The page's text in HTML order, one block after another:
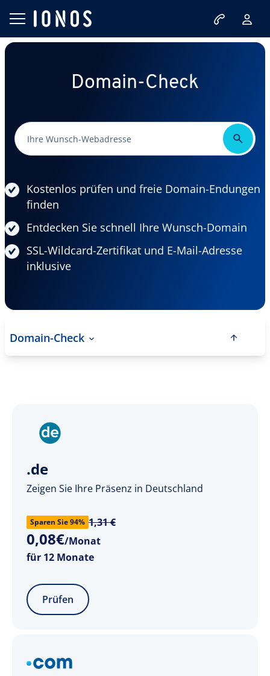
Domain-Check
Kostenlos prüfen und freie Domain-Endungen
finden
Entdecken Sie schnell Ihre Wunsch-Domain
SSL-Wildcard-Zertifikat und E-Mail-Adresse
inklusive
Domain-Check
.de
Zeigen Sie Ihre Präsenz in Deutschland
Sparen Sie 94% 1,31 €
0,08€/Monat
für 12 Monate
Prüfen